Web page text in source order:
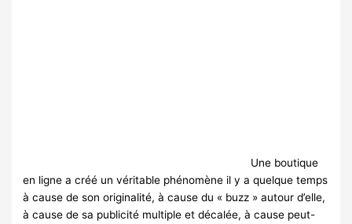
Une boutique
en ligne a créé un véritable phénomène il y a quelque temps
à cause de son originalité, à cause du « buzz » autour d’elle,
à cause de sa publicité multiple et décalée, à cause peut-